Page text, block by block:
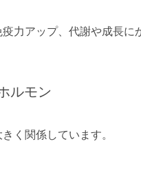
力アップ、代謝や成長
ルモン
く関係しています。